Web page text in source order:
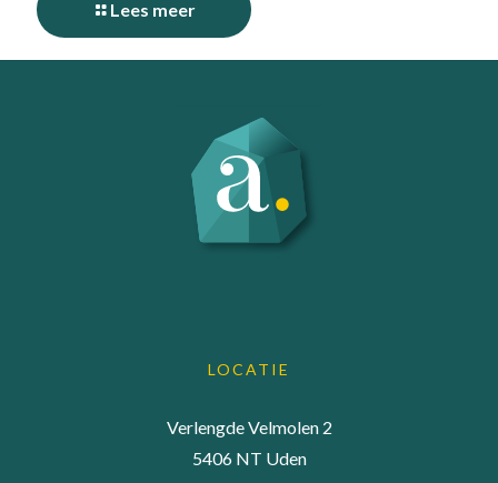
Lees meer
LOCATIE
Verlengde Velmolen 2
5406 NT Uden